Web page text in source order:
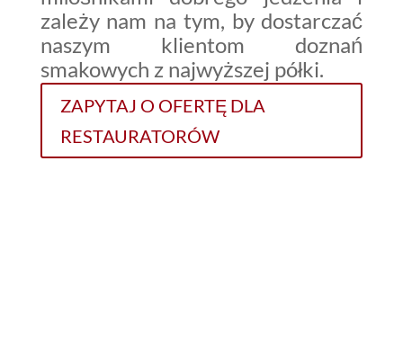
zależy nam na tym, by dostarczać
naszym klientom doznań
smakowych z najwyższej półki.
ZAPYTAJ O OFERTĘ DLA
RESTAURATORÓW